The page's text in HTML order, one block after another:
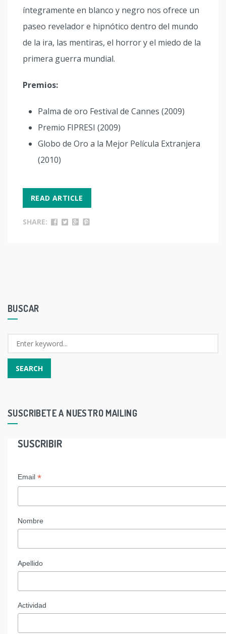
íntegramente en blanco y negro nos ofrece un
paseo revelador e hipnótico dentro del mundo
de la ira, las mentiras, el horror y el miedo de la
primera guerra mundial.
Premios:
Palma de oro Festival de Cannes (2009)
Premio FIPRESI (2009)
Globo de Oro a la Mejor Película Extranjera
(2010)
READ ARTICLE
SHARE:
BUSCAR
SUSCRIBETE A NUESTRO MAILING
SUSCRIBIR
Email *
Nombre
Apellido
Actividad